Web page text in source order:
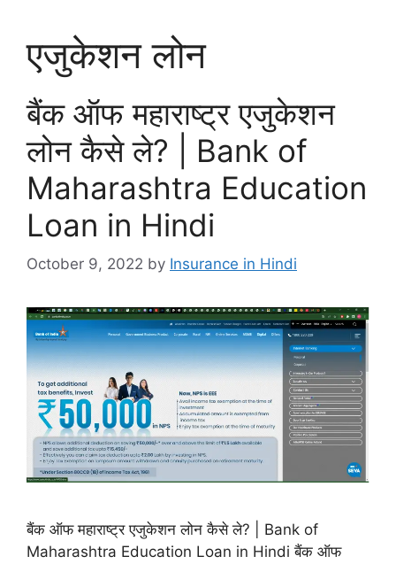
एजुकेशन लोन
बैंक ऑफ महाराष्ट्र एजुकेशन
लोन कैसे ले? | Bank of
Maharashtra Education
Loan in Hindi
October 9, 2022 by Insurance in Hindi
बैंक ऑफ महाराष्ट्र एजुकेशन लोन कैसे ले? | Bank of
Maharashtra Education Loan in Hindi बैंक ऑफ